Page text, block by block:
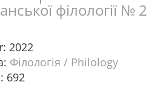
філології № 2
2022
Філологія / Philology
692